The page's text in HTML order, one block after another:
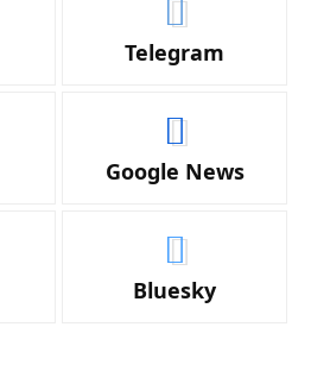
Telegram
Google News
Bluesky